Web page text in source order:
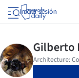
Iniciar sesión